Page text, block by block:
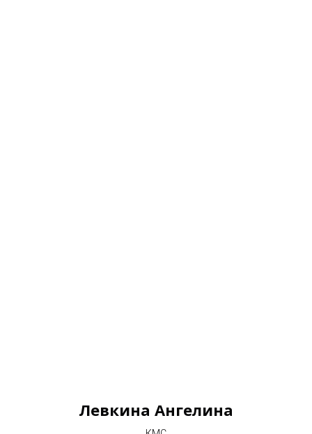
Левкина Ангелина